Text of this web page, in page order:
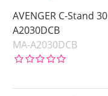
AVENGER C-Stand 30
A2030DCB
MA-A2030DCB